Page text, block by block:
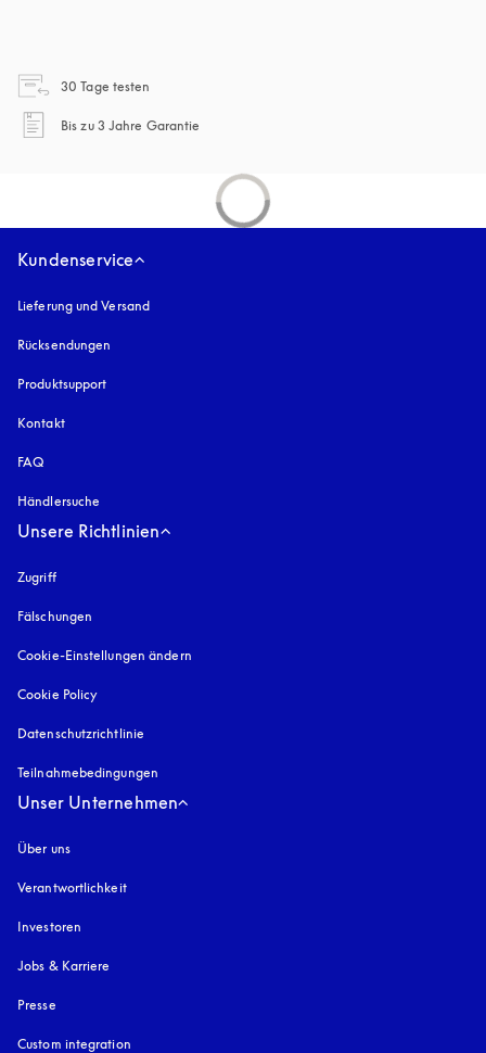
30 Tage testen
Bis zu 3 Jahre Garantie
Kundenservice
Lieferung und Versand
Rücksendungen
Produktsupport
Kontakt
FAQ
Händlersuche
Unsere Richtlinien
Zugrifföffnet sich in einem neuen Tab
Fälschungen
Cookie-Einstellungen ändern
Cookie Policy
Datenschutzrichtlinie
Teilnahmebedingungen
Unser Unternehmen
Über uns
Verantwortlichkeit
Investoren
Jobs & Karriere
Presse
Custom integration